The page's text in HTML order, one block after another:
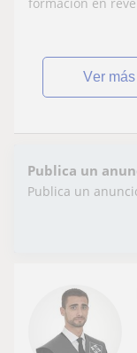
ver más
Publica un
Publica un